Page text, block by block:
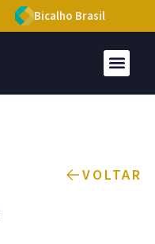
Bicalho Brasil
VOLTAR